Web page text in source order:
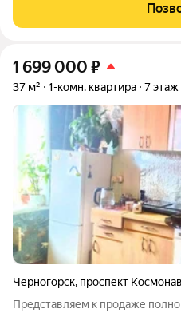
кaчественныx матеpиaлoв,
1 699 000 ₽
37 м² 1-комн. квартира 7 этаж
Черногорск, проспект
Представляем к продаже